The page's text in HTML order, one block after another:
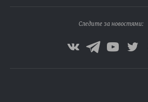
Следите за новостями: